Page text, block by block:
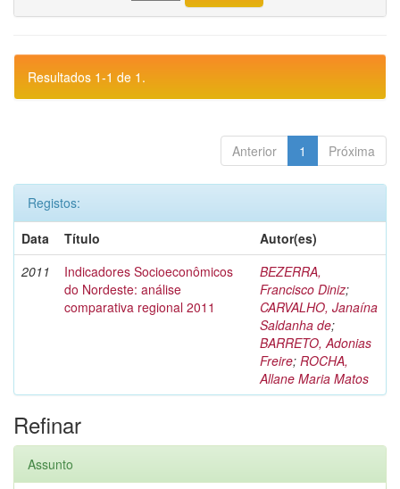
Resultados 1-1 de 1.
Anterior 1 Próxima
Registos:
Data
Título
Autor(es)
2011
Indicadores Socioeconômicos
do Nordeste: análise
comparativa regional 2011
BEZERRA,
Francisco Diniz;
CARVALHO, Janaína
Saldanha de;
BARRETO, Adonias
Freire; ROCHA,
Allane Maria Matos
Refinar
Assunto